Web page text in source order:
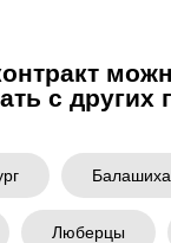
с других
Балашиха
Люберцы